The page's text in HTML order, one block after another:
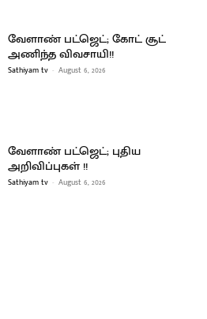
வேளாண் பட்ஜெட்; கோட் சூட்
அணிந்த விவசாயி!!
Sathiyam tv - August 6, 2026
வேளாண் பட்ஜெட்; புதிய
அறிவிப்புகள் !!
Sathiyam tv - August 6, 2026